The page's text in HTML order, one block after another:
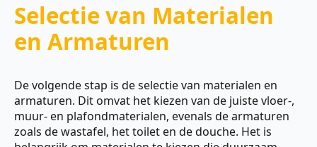
Selectie van Materialen
en Armaturen
De volgende stap is de selectie van materialen en
armaturen. Dit omvat het kiezen van de juiste vloer-,
muur- en plafondmaterialen, evenals de armaturen
zoals de wastafel, het toilet en de douche. Het is